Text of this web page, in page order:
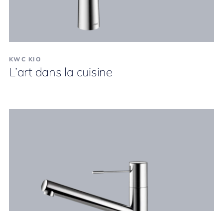
KWC KIO
L’art dans la cuisine